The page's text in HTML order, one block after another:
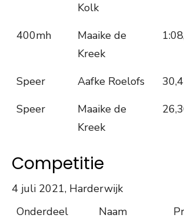
Kolk
400mh
Maaike de
Kreek
Speer Aafke Roelofs
Speer
Maaike de
Kreek
Competitie
4 juli 2021, Harderwijk
Onderdeel
Naam